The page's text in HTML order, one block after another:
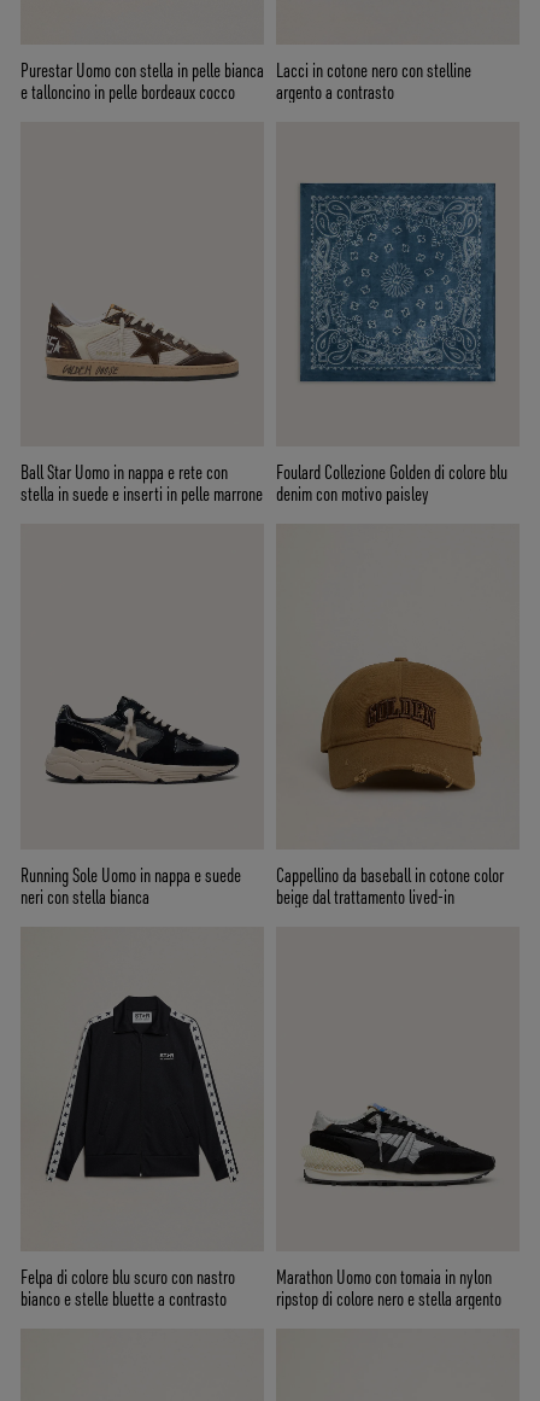
Purestar Uomo con stella in pelle bianca
e talloncino in pelle bordeaux cocco
Lacci in cotone nero con stelline
argento a contrasto
Ball Star Uomo in nappa e rete con
stella in suede e inserti in pelle marrone
Foulard Collezione Golden di colore blu
denim con motivo paisley
Running Sole Uomo in nappa e suede
neri con stella bianca
Cappellino da baseball in cotone color
beige dal trattamento lived-in
Felpa di colore blu scuro con nastro
bianco e stelle bluette a contrasto
Marathon Uomo con tomaia in nylon
ripstop di colore nero e stella argento